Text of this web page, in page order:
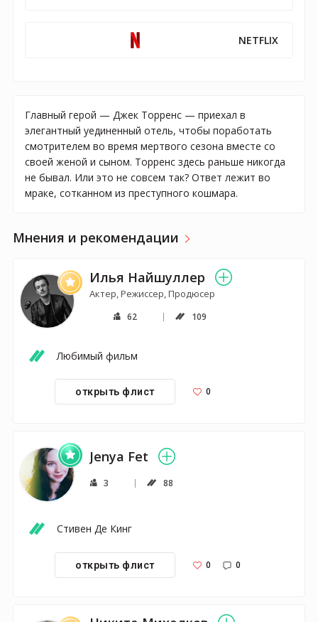
NETFLIX
Главный герой — Джек Торренс — приехал в
элегантный уединенный отель, чтобы поработать
смотрителем во время мертвого сезона вместе со
своей женой и сыном. Торренс здесь раньше никогда
не бывал. Или это не совсем так? Ответ лежит во
мраке, сотканном из преступного кошмара.
Мнения и рекомендации
Илья Найшуллер
Актер, Режиссер, Продюсер
62 109
Любимый фильм
открыть флист 0
Jenya Fet
3 88
Стивен Де Кинг
открыть флист 0 0